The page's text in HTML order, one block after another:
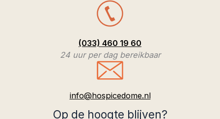
(033) 460 19 60
24 uur per dag bereikbaar
info@hospicedome.nl
Op de hoogte blijven?